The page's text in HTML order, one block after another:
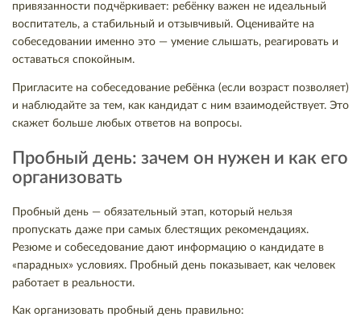
привязанности подчёркивает: ребёнку важен не идеальный
воспитатель, а стабильный и отзывчивый. Оценивайте на
собеседовании именно это — умение слышать, реагировать и
оставаться спокойным.
Пригласите на собеседование ребёнка (если возраст позволяет)
и наблюдайте за тем, как кандидат с ним взаимодействует. Это
скажет больше любых ответов на вопросы.
Пробный день: зачем он нужен и как его
организовать
Пробный день — обязательный этап, который нельзя
пропускать даже при самых блестящих рекомендациях.
Резюме и собеседование дают информацию о кандидате в
«парадных» условиях. Пробный день показывает, как человек
работает в реальности.
Как организовать пробный день правильно: